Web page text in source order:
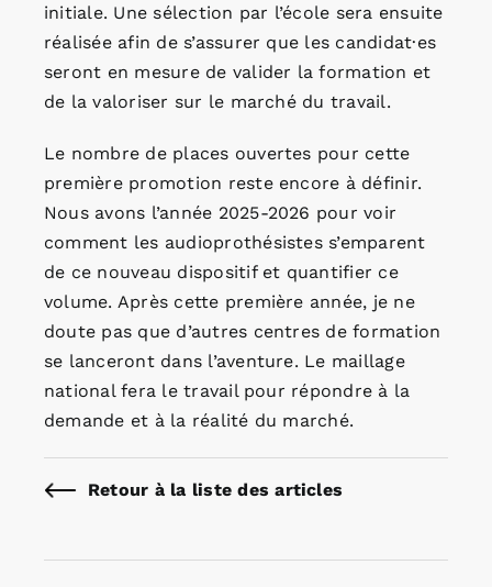
initiale. Une sélection par l’école sera ensuite
réalisée afin de s’assurer que les candidat·es
seront en mesure de valider la formation et
de la valoriser sur le marché du travail.
Le nombre de places ouvertes pour cette
première promotion reste encore à définir.
Nous avons l’année 2025-2026 pour voir
comment les audioprothésistes s’emparent
de ce nouveau dispositif et quantifier ce
volume. Après cette première année, je ne
doute pas que d’autres centres de formation
se lanceront dans l’aventure. Le maillage
national fera le travail pour répondre à la
demande et à la réalité du marché.
Retour à la liste des articles